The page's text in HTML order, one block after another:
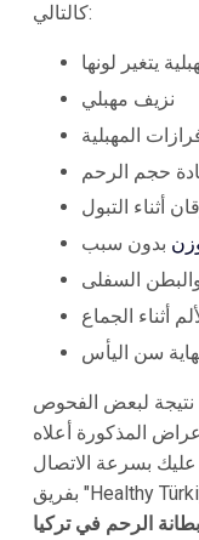
كالتالي:
يتغير لونها
نزيف مهبلي
المهبلية
حجم الرحم
أثناء التبول
بدون سبب
السفلى
أثناء الجماع
سن اليأس
لبعض الفحوص
المذكورة أعلاه
بسرعة الاتصال
بفريق "Healthy Türkiye" المختص للحصول على إجابات عن